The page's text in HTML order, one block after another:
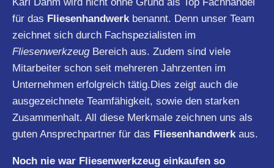
für das Fliesenhandwerkbenannt. Denn unser Team
zeichnet sich durch Fachspezialisten im
FliesenwerkzeugBereich aus. Zudem sind viele
Mitarbeiter schon seit mehreren Jahrzenten im
Unternehmen erfolgreich tätig.Dies zeigt auch die
ausgezeichnete Teamfähigkeit, sowie den starken
Zusammenhalt. All diese Merkmale zeichnen uns als
guten Ansprechpartner für das Fliesenhandwerkaus.
Noch nie war Fliesenwerkzeug einkaufen so